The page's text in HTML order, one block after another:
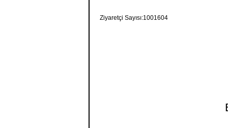
Ziyaretçi Sayısı:1001604